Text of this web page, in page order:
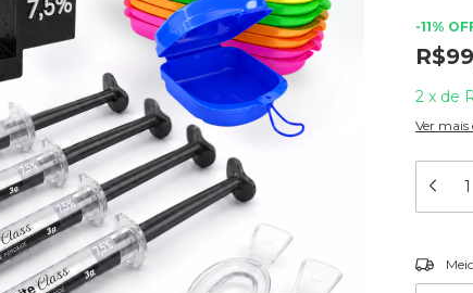
-11%
2 x de
Ver mais
Entregas